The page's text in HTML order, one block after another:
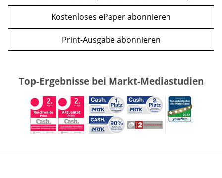
Kostenloses ePaper abonnieren
Print-Ausgabe abonnieren
Top-Ergebnisse bei Markt-Mediastudien